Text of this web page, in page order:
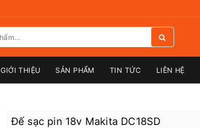
GIỚI THIỆU SẢN PHẨM TIN TỨC LIÊN HỆ
Đế sạc pin 18v Makita DC18SD